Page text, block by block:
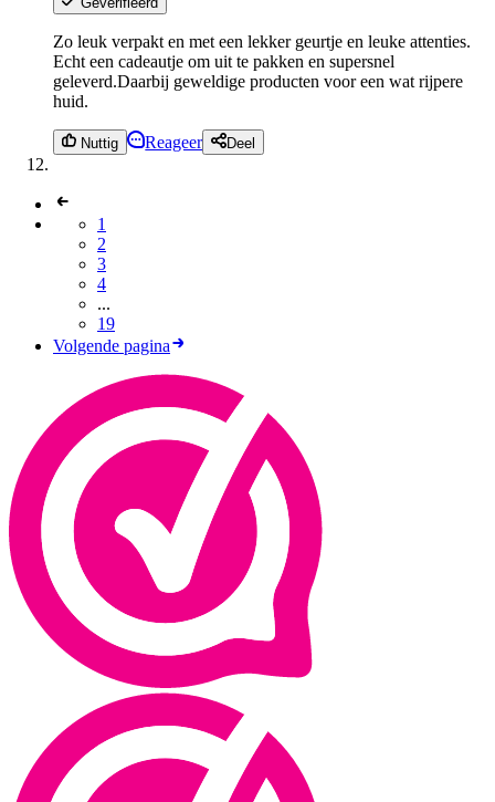
Zo leuk verpakt en met een lekker geurtje en leuke attenties.
Echt een cadeautje om uit te pakken en supersnel
geleverd.Daarbij geweldige producten voor een wat rijpere
huid.
Nuttig Reageer Deel
1
2
3
4
...
19
Volgende pagina